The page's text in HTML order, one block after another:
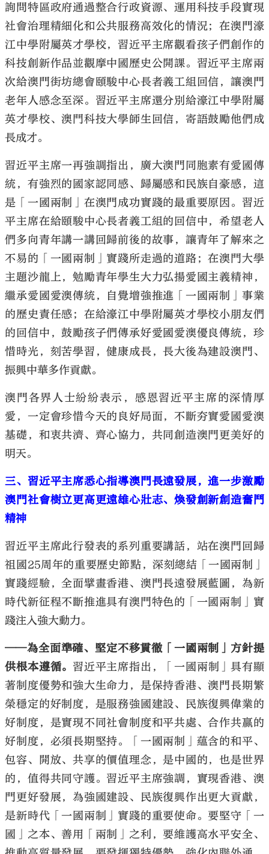
詢問特區政府通過整合行政資源、運用科技手段實現
社會治理精細化和公共服務高效化的情況；在澳門濠
江中學附屬英才學校，習近平主席觀看孩子們創作的
科技創新作品並觀摩中國歷史公開課。習近平主席兩
次給澳門街坊總會頤駿中心長者義工組回信，讓澳門
老年人感念至深。習近平主席還分別給濠江中學附屬
英才學校、澳門科技大學師生回信，寄語鼓勵他們成
長成才。
習近平主席一再強調指出，廣大澳門同胞素有愛國傳
統，有強烈的國家認同感、歸屬感和民族自豪感，這
是「一國兩制」在澳門成功實踐的最重要原因。習近
平主席在給頤駿中心長者義工組的回信中，希望老人
們多向青年講一講回歸前後的故事，讓青年了解來之
不易的「一國兩制」實踐所走過的道路；在澳門大學
主題沙龍上，勉勵青年學生大力弘揚愛國主義精神，
繼承愛國愛澳傳統，自覺增強推進「一國兩制」事業
的歷史責任感；在給濠江中學附屬英才學校小朋友們
的回信中，鼓勵孩子們傳承好愛國愛澳優良傳統，珍
惜時光，刻苦學習，健康成長，長大後為建設澳門、
振興中華多作貢獻。
澳門各界人士紛紛表示，感恩習近平主席的深情厚
愛，一定會珍惜今天的良好局面，不斷夯實愛國愛澳
基礎，和衷共濟、齊心協力，共同創造澳門更美好的
明天。
三、習近平主席悉心指導澳門長遠發展，進一步激勵
澳門社會樹立更高更遠雄心壯志、煥發創新創造奮鬥
精神
習近平主席此行發表的系列重要講話，站在澳門回歸
祖國25周年的重要歷史節點，深刻總結「一國兩制」
實踐經驗，全面擘畫香港、澳門長遠發展藍圖，為新
時代新征程不斷推進具有澳門特色的「一國兩制」實
踐注入強大動力。
——為全面準確、堅定不移貫徹「一國兩制」方針提
供根本遵循。 習近平主席指出，「一國兩制」具有顯
著制度優勢和強大生命力，是保持香港、澳門長期繁
榮穩定的好制度，是服務強國建設、民族復興偉業的
好制度，是實現不同社會制度和平共處、合作共贏的
好制度，必須長期堅持。「一國兩制」蘊含的和平、
包容、開放、共享的價值理念，是中國的，也是世界
的，值得共同守護。習近平主席強調，實現香港、澳
門更好發展，為強國建設、民族復興作出更大貢獻，
是新時代「一國兩制」實踐的重要使命。要堅守「一
國」之本、善用「兩制」之利，要維護高水平安全、